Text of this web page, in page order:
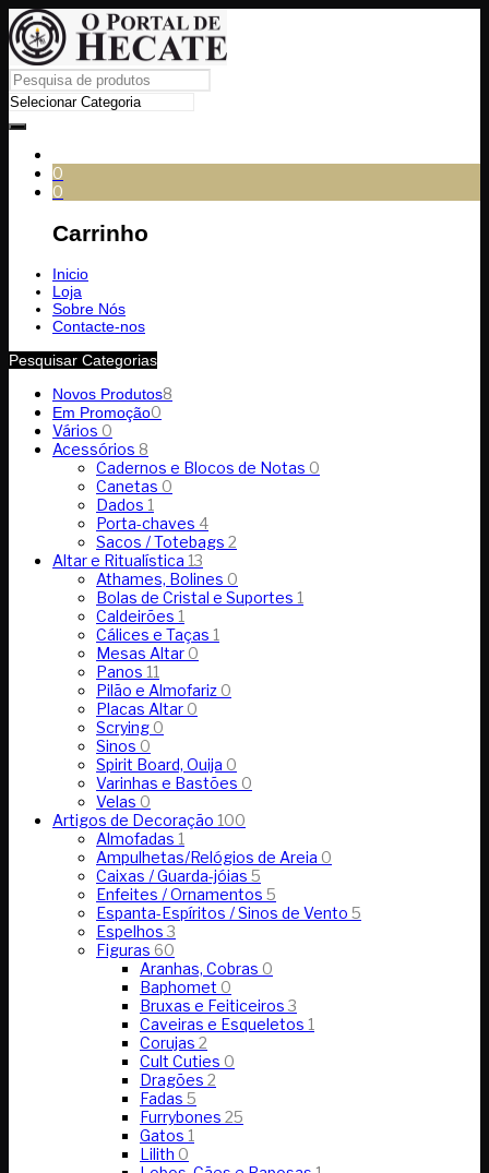
0
0
Carrinho
Inicio
Loja
Sobre Nós
Contacte-nos
Pesquisar Categorias
Novos Produtos8
Em Promoção0
Vários 0
Acessórios 8
Cadernos e Blocos de Notas 0
Canetas 0
Dados 1
Porta-chaves 4
Sacos / Totebags 2
Altar e Ritualística 13
Athames, Bolines 0
Bolas de Cristal e Suportes 1
Caldeirões 1
Cálices e Taças 1
Mesas Altar 0
Panos 11
Pilão e Almofariz 0
Placas Altar 0
Scrying 0
Sinos 0
Spirit Board, Ouija 0
Varinhas e Bastões 0
Velas 0
Artigos de Decoração 100
Almofadas 1
Ampulhetas/Relógios de Areia 0
Caixas / Guarda-jóias 5
Enfeites / Ornamentos 5
Espanta-Espíritos / Sinos de Vento 5
Espelhos3
Figuras 60
Aranhas, Cobras 0
Baphomet 0
Bruxas e Feiticeiros3
Caveiras e Esqueletos 1
Corujas 2
Cult Cuties 0
Dragões 2
Fadas 5
Furrybones 25
Gatos 1
Lilith 0